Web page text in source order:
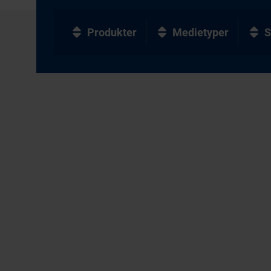
Produkter Medietyper